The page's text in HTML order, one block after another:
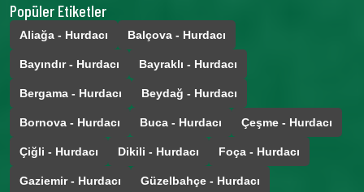
Popüler Etiketler
Aliağa - Hurdacı Balçova - Hurdacı
Bayındır - Hurdacı Bayraklı - Hurdacı
Bergama - Hurdacı Beydağ - Hurdacı
Bornova - Hurdacı Buca - Hurdacı Çeşme - Hurdacı
Çiğli - Hurdacı Dikili - Hurdacı Foça - Hurdacı
Gaziemir - Hurdacı Güzelbahçe - Hurdacı